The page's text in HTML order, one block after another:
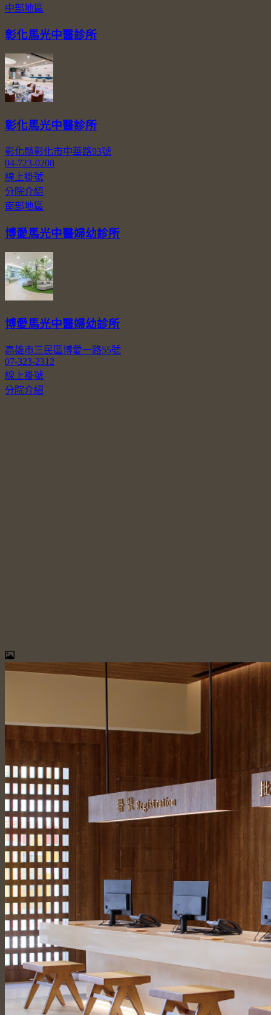
中部地區
彰化馬光中醫診所
彰化馬光中醫診所
彰化縣彰化市中華路93號
04-723-0208
線上掛號
分院介紹
南部地區
博愛馬光中醫婦幼診所
博愛馬光中醫婦幼診所
高雄市三民區博愛一路55號
07-323-2312
線上掛號
分院介紹